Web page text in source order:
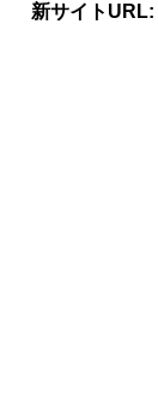
新サイトURL: